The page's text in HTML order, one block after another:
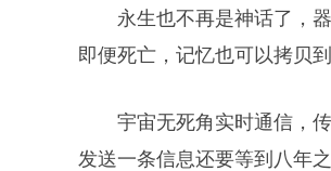
永生也不再是神话了，
即便死亡，记忆也可以拷贝
宇宙无死角实时通信，
发送一条信息还要等到八年